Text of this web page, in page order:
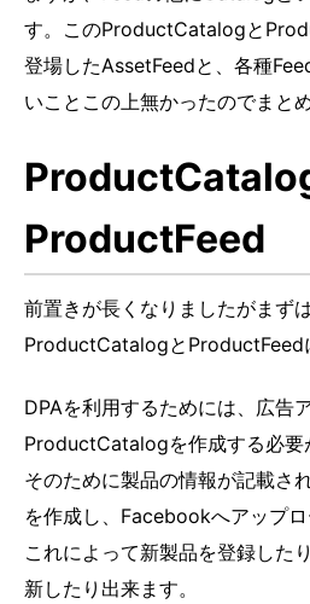
す。このProductCatalogと
登場したAssetFeedと、各種
いことこの上無かったのでまと
ProductFeed
前置きが長くなりましたがまず
ProductCatalogとProductFeed
DPAを利用するためには、広告
ProductCatalogを作成する必要
そのために製品の情報が記載さ
を作成し、Facebookへアップロ
これによって新製品を登録した
新したり出来ます。